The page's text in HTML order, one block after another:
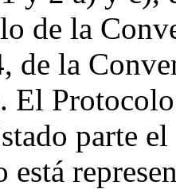
de la
de la
El
parte
está